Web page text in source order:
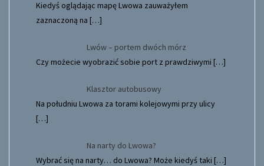
Kiedyś oglądając mapę Lwowa zauważyłem
zaznaczoną na […]
Lwów – portem dwóch mórz
Czy możecie wyobrazić sobie port z prawdziwymi […]
Klasztor autobusowy
Na południu Lwowa za torami kolejowymi przy ulicy
[…]
Na narty do Lwowa?
Wybrać się na narty… do Lwowa? Może kiedyś taki […]